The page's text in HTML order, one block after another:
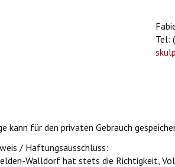
Tel:
kann für den privaten Gebrauch
/ Haftungsausschluss:
Walldorf hat stets die Richtigkeit,